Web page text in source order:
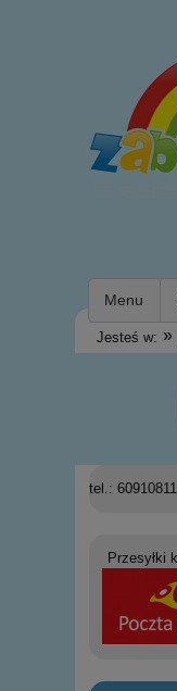
Menu
Jesteś w: »
tel.:
Przesyłki